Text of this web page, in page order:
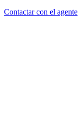
Contactar con el agente